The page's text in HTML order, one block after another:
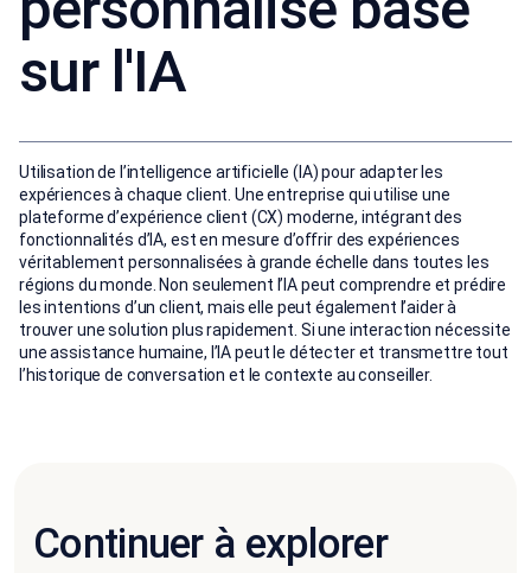
sur l'IA
Utilisation de l’intelligence artificielle (IA) pour adapter les
expériences à chaque client. Une entreprise qui utilise une
plateforme d’expérience client (CX) moderne, intégrant des
fonctionnalités d’IA, est en mesure d’offrir des expériences
véritablement personnalisées à grande échelle dans toutes les
régions du monde. Non seulement l’IA peut comprendre et prédire
les intentions d’un client, mais elle peut également l’aider à
trouver une solution plus rapidement. Si une interaction nécessite
une assistance humaine, l’IA peut le détecter et transmettre tout
l’historique de conversation et le contexte au conseiller.
Continuer à explorer